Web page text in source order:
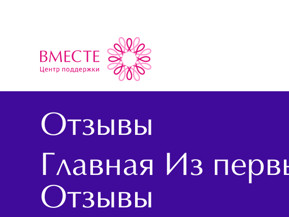
Отзывы
Главная Из
Отзывы